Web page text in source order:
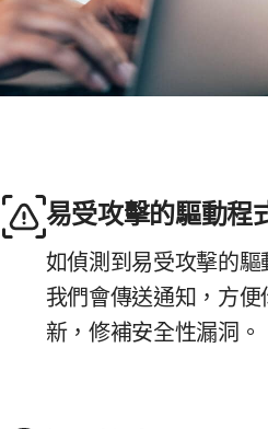
易受攻擊的驅動程
如偵測到易受攻擊的驅
我們會傳送通知，方便
新，修補安全性漏洞。